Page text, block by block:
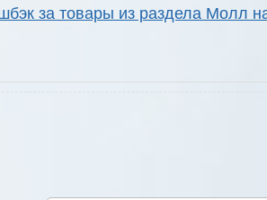
за товары из раздела Молл